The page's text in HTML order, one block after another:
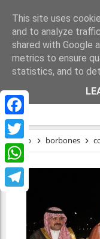
Facebook
Twitter
WhatsApp
MONARQUÍA,
INMUNIDAD
Inicio borbones
This site uses
and to analyze
shared with Google
metrics to ensure
statistics, and to